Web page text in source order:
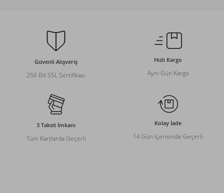
Güvenli Alışveriş
256 Bit SSL Sertifikası
Hızlı Kargo
Aynı Gün Kargo
3 Taksit İmkanı
Tüm Kartlarda Geçerli
Kolay İade
14 Gün İçerisinde Geçerli